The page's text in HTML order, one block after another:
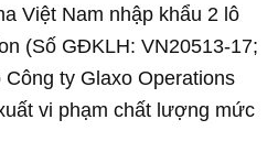
Việt Nam nhập khẩu 2 lô
(Số GĐKLH: VN20513-17;
ty Glaxo Operations
vi phạm chất lượng mức